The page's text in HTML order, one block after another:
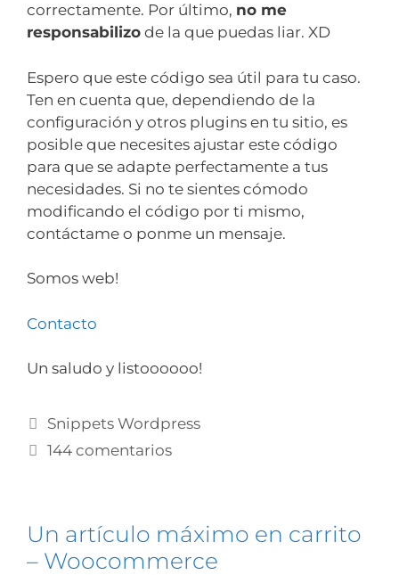
correctamente. Por último, no me
responsabilizo de la que puedas liar. XD
Espero que este código sea útil para tu caso.
Ten en cuenta que, dependiendo de la
configuración y otros plugins en tu sitio, es
posible que necesites ajustar este código
para que se adapte perfectamente a tus
necesidades. Si no te sientes cómodo
modificando el código por ti mismo,
contáctame o ponme un mensaje.
Somos web!
Contacto
Un saludo y listoooooo!
Snippets Wordpress
144 comentarios
Un artículo máximo en carrito
– Woocommerce